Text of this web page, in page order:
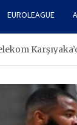
EUROLEAGUE